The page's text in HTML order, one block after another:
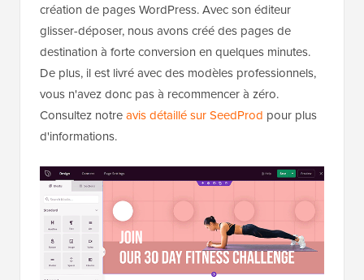
création de pages WordPress. Avec son éditeur
glisser-déposer, nous avons créé des pages de
destination à forte conversion en quelques minutes.
De plus, il est livré avec des modèles professionnels,
vous n'avez donc pas à recommencer à zéro.
Consultez notreavis détaillé sur SeedProd pour plus
d'informations.